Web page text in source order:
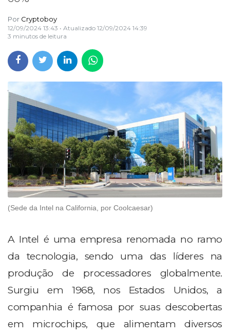
Por Cryptoboy
12/09/2024 13:43 • Atualizado 12/09/2024 14:39
3 minutos de leitura
(Sede da Intel na California, por Coolcaesar)
A Intel é uma empresa renomada no ramo
da tecnologia, sendo uma das líderes na
produção de processadores globalmente.
Surgiu em 1968, nos Estados Unidos, a
companhia é famosa por suas descobertas
em microchips, que alimentam diversos